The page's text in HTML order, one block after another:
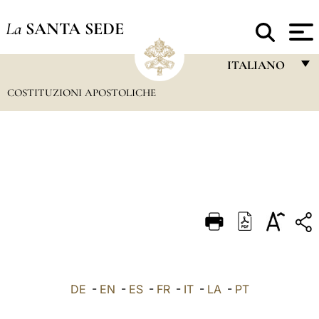
La SANTA SEDE
ITALIANO
DEUTSCH
العربيّة
COSTITUZIONI APOSTOLICHE
DE - EN - ES- FR- IT- LA- PT